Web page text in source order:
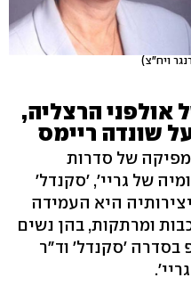
ויח"צ)
הרצליה,
שונדה ריימס
של סדרות
של גריי', 'סקנדל'
היא העמידה
ומרתקות, בהן נשים
בסדרה 'סקנדל' וד"ר